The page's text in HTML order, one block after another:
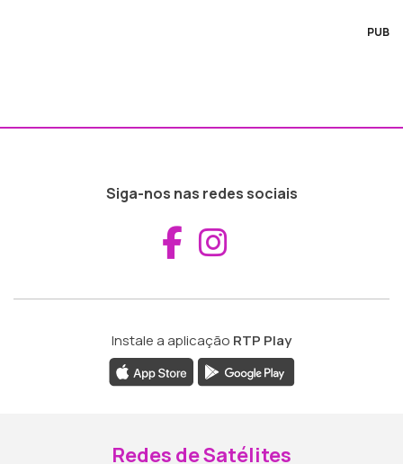
PUB
Siga-nos nas redes sociais
Aceder ao
Instale a aplicação RTP Play
Redes de Satélites